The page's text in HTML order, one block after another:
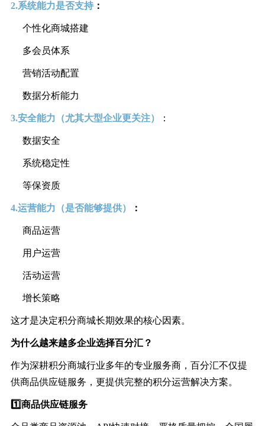
2.系统能力是否支持：
个性化商城搭建
多会员体系
营销活动配置
数据分析能力
3.安全能力（尤其大型企业更关注） ：
数据安全
系统稳定性
等保资质
4.运营能力（是否能够提供） ：
商品运营
用户运营
活动运营
增长策略
这才是决定积分商城长期效果的核心因素。
为什么越来越多企业选择百分汇？
作为深耕积分商城行业多年的专业服务商，百分汇不仅提
供商品供应链服务，更提供完整的积分运营解决方案。
1️⃣ 商品供应链服务